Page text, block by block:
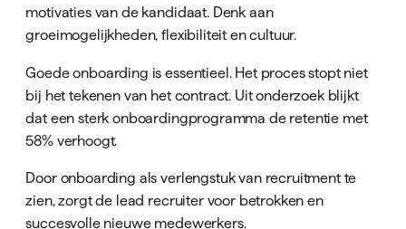
motivaties van de kandidaat. Denk aan
groeimogelijkheden, flexibiliteit en cultuur.
Goede onboarding is essentieel. Het proces stopt niet
bij het tekenen van het contract. Uit onderzoek blijkt
dat een sterk onboardingprogramma de retentie met
58% verhoogt.
Door onboarding als verlengstuk van recruitment te
zien, zorgt de lead recruiter voor betrokken en
succesvolle nieuwe medewerkers.